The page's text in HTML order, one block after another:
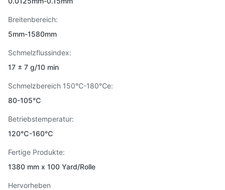
Breitenbereich:
5mm-1580mm
Schmelzflussindex:
17 ± 7 g/10 min
Schmelzbereich 150℃-180℃e:
80-105℃
Betriebstemperatur:
120℃-160℃
Fertige Produkte:
1380 mm x 100 Yard/Rolle
Hervorheben